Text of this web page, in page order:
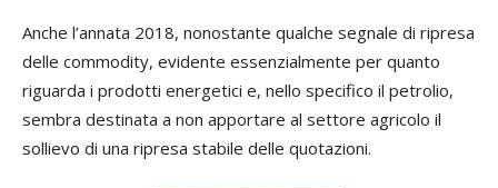
Anche l’annata 2018, nonostante qualche segnale di ripresa
delle commodity, evidente essenzialmente per quanto
riguarda i prodotti energetici e, nello specifico il petrolio,
sembra destinata a non apportare al settore agricolo il
sollievo di una ripresa stabile delle quotazioni.